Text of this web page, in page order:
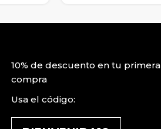
10% de descuento en tu primera
compra
Usa el código: